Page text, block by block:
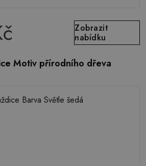
Zobrazit
nabídku
Motiv přírodního dřeva